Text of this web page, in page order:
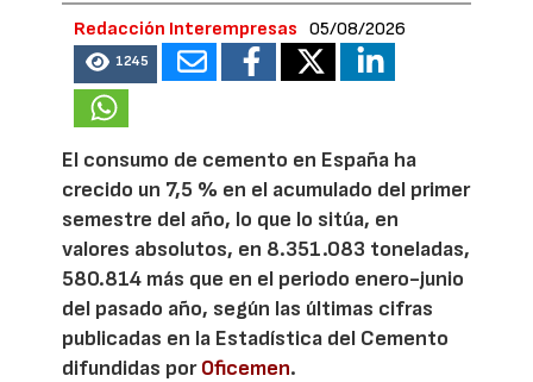
Redacción Interempresas 05/08/2026
1245
El consumo de cemento en España ha
crecido un 7,5 % en el acumulado del primer
semestre del año, lo que lo sitúa, en
valores absolutos, en 8.351.083 toneladas,
580.814 más que en el periodo enero-junio
del pasado año, según las últimas cifras
publicadas en la Estadística del Cemento
difundidas porOficemen.